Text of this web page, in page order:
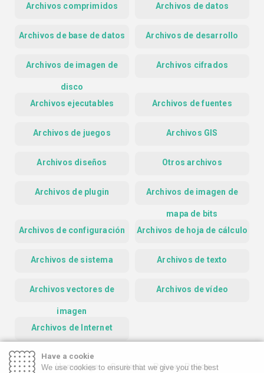
Archivos comprimidos Archivos de datos
Archivos de base de datos Archivos de desarrollo
Archivos de imagen de
disco
Archivos cifrados
Archivos ejecutables Archivos de fuentes
Archivos de juegos Archivos GIS
Archivos diseños Otros archivos
Archivos de plugin Archivos de imagen de
mapa de bits
Archivos de configuración
Archivos de hoja de cálculo
Archivos de sistema Archivos de texto
Archivos vectores de
imagen
Archivos de vídeo
Archivos de Internet
Homepage Contact
Privacy Policy
Have a cookie
We use cookies to ensure that we give you the best